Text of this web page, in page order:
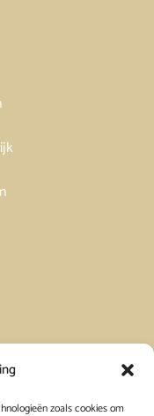
zoals cookies om